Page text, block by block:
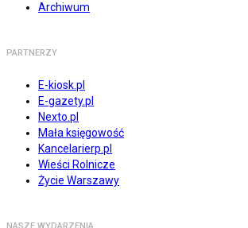
Archiwum
PARTNERZY
E-kiosk.pl
E-gazety.pl
Nexto.pl
Mała księgowość
Kancelarierp.pl
Wieści Rolnicze
Życie Warszawy